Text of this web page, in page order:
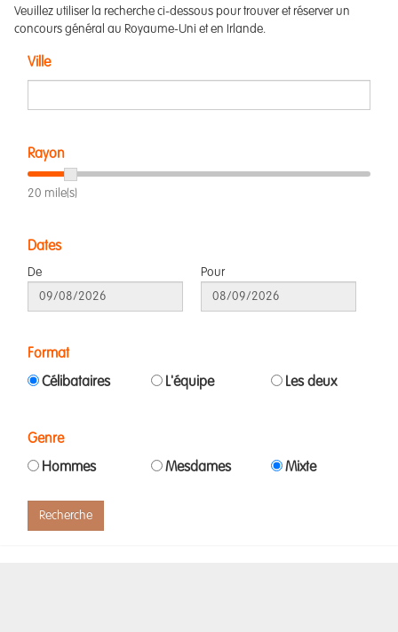
Veuillez utiliser la recherche ci-dessous pour trouver et réserver un
concours général au Royaume-Uni et en Irlande.
Ville
Rayon
20 mile(s)
Dates
De Pour
Format
Célibataires
L'équipe Les deux
Genre
Hommes
Mesdames Mixte
Recherche